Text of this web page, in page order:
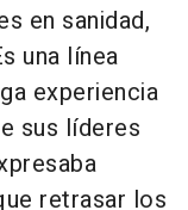
en sanidad,
una línea
experiencia
sus líderes
retrasar los